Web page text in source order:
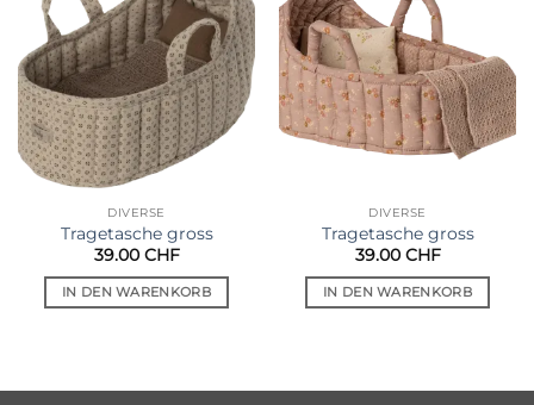
Auf die
Wunschliste
DIVERSE
Tragetasche gross
39.00 CHF
IN DEN WARENKORB
Auf die
Wunschliste
DIVERSE
Tragetasche gross
39.00 CHF
IN DEN WARENKORB